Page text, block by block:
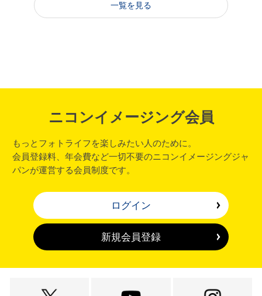
一覧を見る
ニコンイメージング会員
もっとフォトライフを楽しみたい人のために。
会員登録料、年会費など一切不要のニコンイメージングジャ
パンが運営する会員制度です。
ログイン
新規会員登録